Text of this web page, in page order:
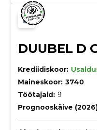
DUUBEL D
Krediidiskoor:
Maineskoor: 3740
Töötajaid: 9
Prognooskäive